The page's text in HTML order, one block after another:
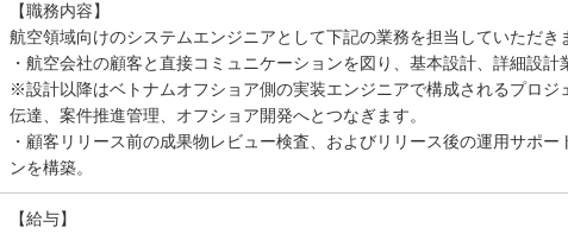
【職務内容】
航空領域向けのシステムエンジニアとして下記の業務を担当していただき
・航空会社の顧客と直接コミュニケーションを図り、基本設計、詳細設計
※設計以降はベトナムオフショア側の実装エンジニアで構成されるプロジ
伝達、案件推進管理、オフショア開発へとつなぎます。
・顧客リリース前の成果物レビュー検査、およびリリース後の運用サポ
ンを構築。
【給与】